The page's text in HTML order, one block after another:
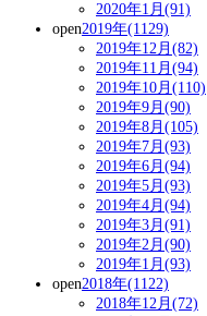
2020年1月(91)
open2019年(1129)
2019年12月(82)
2019年11月(94)
2019年10月(110)
2019年9月(90)
2019年8月(105)
2019年7月(93)
2019年6月(94)
2019年5月(93)
2019年4月(94)
2019年3月(91)
2019年2月(90)
2019年1月(93)
open2018年(1122)
2018年12月(72)